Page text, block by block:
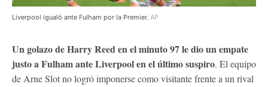
Liverpool igualó ante Fulham por la Premier. AP
Un golazo de Harry Reed en el minuto 97 le dio un empate
justo a Fulham ante Liverpool en el último suspiro. El equipo
de Arne Slot no logró imponerse como visitante frente a un rival